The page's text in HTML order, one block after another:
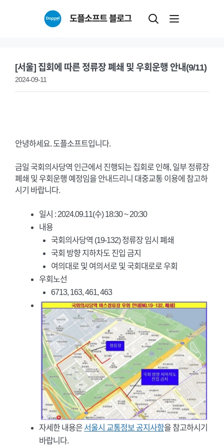
도플소프트 블로그
[서울] 집회에 따른 정류장 폐쇄 및 우회운행 안내(9/11)
2024-09-11
안녕하세요. 도플소프트입니다.
금일 국회의사당역 인근에서 진행되는 집회로 인해, 일부 정류장
폐쇄 및 우회운행 예정임을 안내드리니 대중교통 이용에 참고하
시기 바랍니다.
일시 : 2024.09.11(수) 18:30 ~ 20:30
내용
국회의사당역 (19-132) 정류장 임시 폐쇄
국회 방향 지하차도 진입 금지
여의대로 및 여의서로 및 국회대로로 우회
우회노선
6713, 163, 461, 463
자세한 내용은 서울시 교통정보 공지사항을 참고하시기
바랍니다.